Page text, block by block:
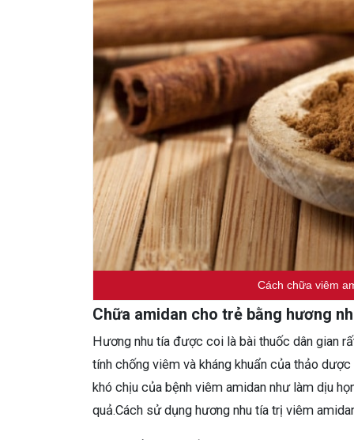
Cách chữa viêm
Chữa amidan cho trẻ bằng hương
Hương nhu tía được coi là bài thuốc dân gian
tính chống viêm và kháng khuẩn của thảo
khó chịu của bệnh viêm amidan như làm dịu
quả.Cách sử dụng hương nhu tía trị viêm